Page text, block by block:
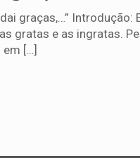
graças,…”
gratas e as ingratas.
em […]